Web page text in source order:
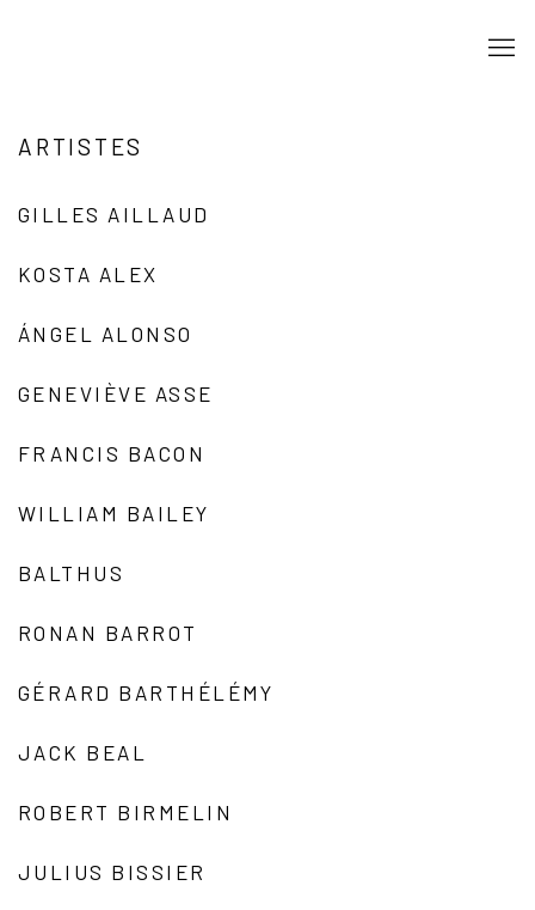
ARTISTES
GILLES AILLAUD
KOSTA ALEX
ÁNGEL ALONSO
GENEVIÈVE ASSE
FRANCIS BACON
WILLIAM BAILEY
BALTHUS
RONAN BARROT
GÉRARD BARTHÉLÉMY
JACK BEAL
ROBERT BIRMELIN
JULIUS BISSIER